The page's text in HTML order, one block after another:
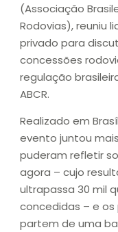
(Associação
Rodovias), reuniu
privado para
concessões
regulação
ABCR.
Realizado em
evento juntou
puderam refletir
agora – cujo
ultrapassa 30 mil
concedidas – e os
partem de uma